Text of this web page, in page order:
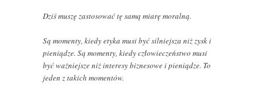
Dziś muszę zastosować tę samą miarę moralną.
Są momenty, kiedy etyka musi być silniejsza niż zysk i
pieniądze. Są momenty, kiedy człowieczeństwo musi
być ważniejsze niż interesy biznesowe i pieniądze. To
jeden z takich momentów.